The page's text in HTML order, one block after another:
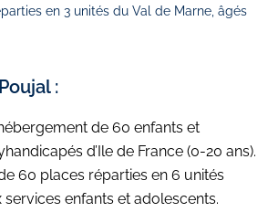
en 3 unités du Val de Marne, âgés
:
de 60 enfants et
d’Ile de France (0-20 ans).
60 places réparties en 6 unités
services enfants et adolescents.